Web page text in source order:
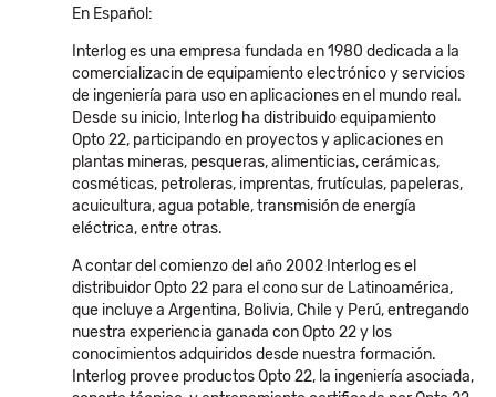
En Español:
Interlog es una empresa fundada en 1980 dedicada a la
comercializacin de equipamiento electrónico y servicios
de ingeniería para uso en aplicaciones en el mundo real.
Desde su inicio, Interlog ha distribuido equipamiento
Opto 22, participando en proyectos y aplicaciones en
plantas mineras, pesqueras, alimenticias, cerámicas,
cosméticas, petroleras, imprentas, frutículas, papeleras,
acuicultura, agua potable, transmisión de energía
eléctrica, entre otras.
A contar del comienzo del año 2002 Interlog es el
distribuidor Opto 22 para el cono sur de Latinoamérica,
que incluye a Argentina, Bolivia, Chile y Perú, entregando
nuestra experiencia ganada con Opto 22 y los
conocimientos adquiridos desde nuestra formación.
Interlog provee productos Opto 22, la ingeniería asociada,